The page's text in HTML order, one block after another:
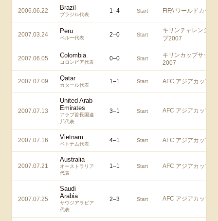
2006.06.22 Brazil
ブラジル代表
1–4 Start FIFA ワールドカップ
2007.03.24 Peru
ペルー代表 2–0 Start
キリンチャレンジカ
プ2007
2007.06.05 Colombia
コロンビア代表
0–0 Start
キリンカップサッカ
2007
2007.07.09 Qatar
カタール代表
1–1 Start AFC アジアカップ
2007.07.13
United Arab
Emirates
アラブ首長国連
邦代表
3–1 Start AFC アジアカップ
2007.07.16 Vietnam
ベトナム代表
4–1 Start AFC アジアカップ
2007.07.21
Australia
オーストラリア
代表
1–1 Start AFC アジアカップ
2007.07.25
Saudi
Arabia
サウジアラビア
代表
2–3 Start AFC アジアカップ